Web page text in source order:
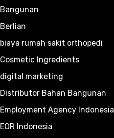
Bangunan
Berlian
biaya rumah sakit orthopedi
Cosmetic Ingredients
digital marketing
Distributor Bahan Bangunan
Employment Agency Indonesia
EOR Indonesia